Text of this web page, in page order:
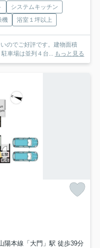
システムキッチン
機 浴室１坪以上
のでご好評です。建物面積
車場は並列４台... もっと見る
陽本線「大門」駅 徒歩39分